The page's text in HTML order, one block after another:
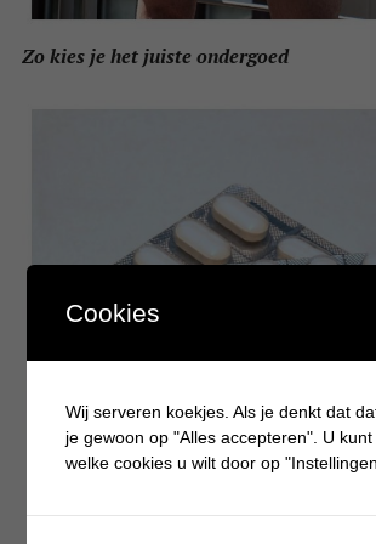
Zo kies je het juiste ondergoed
Cookies
Wij serveren koekjes. Als je denkt dat
je gewoon op "Alles accepteren". U
welke cookies u wilt door op